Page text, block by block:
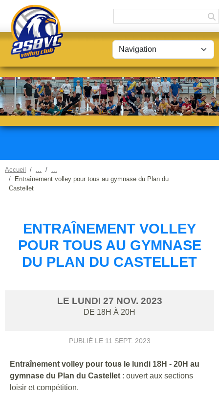
Accueil
Entraînement volley pour tous au gymnase du Plan du
Castellet
ENTRAÎNEMENT VOLLEY
POUR TOUS AU GYMNASE
DU PLAN DU CASTELLET
LE LUNDI 27 NOV. 2023
DE 18H À 20H
PUBLIÉ LE 11 SEPT. 2023
Entraînement volley pour tous le lundi 18H - 20H au
gymnase du Plan du Castellet : ouvert aux sections
loisir et compétition.
Panneau de gestion des cookies